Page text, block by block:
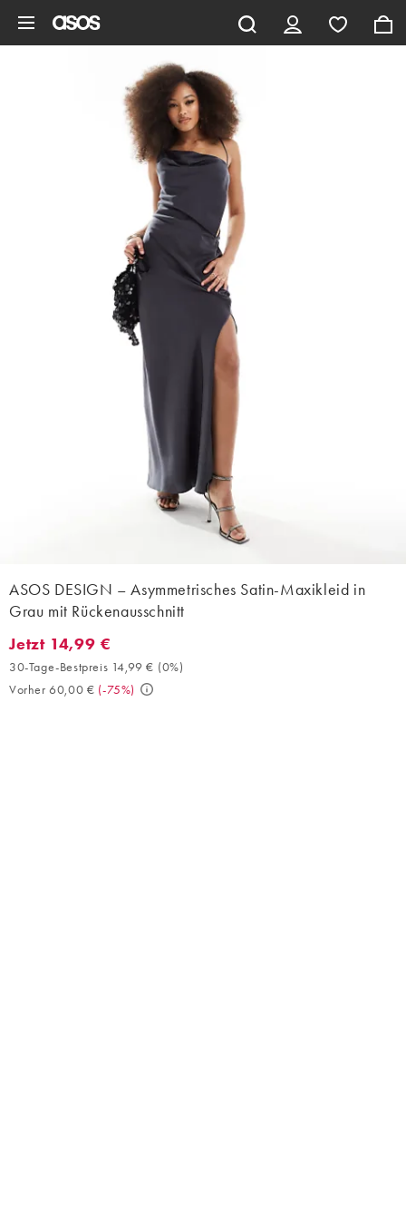
ASOS DESIGN – Asymmetrisches Satin-Maxikleid in
Grau mit Rückenausschnitt
Jetzt 14,99 €. 30-Tage-Bestpreis 14,99 € (0%). Vorher 60,00 €.
Jetzt 14,99 €
30-Tage-Bestpreis 14,99 € (0%)
Vorher 60,00 € (-75%)